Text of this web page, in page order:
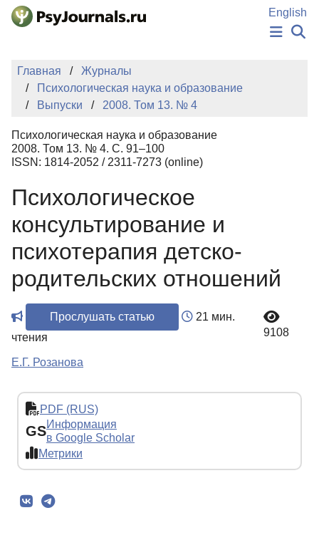
Перейти к основному содержанию
English
НОВОСТИ
ИЗДАНИЯ
АВТОРЫ
БАЗА ЗНАНИЙ
КЛЮЧЕВЫЕ СЛОВА
Регистрация
Главная
Журналы
Психологическая наука и образование
Выпуски
2008. Том 13. № 4
Психологическая наука и образование
2008. Том 13. № 4. С. 91–100
ISSN: 1814-2052 / 2311-7273 (online)
Психологическое
консультирование и
психотерапия детско-
родительских отношений
Прослушать статью
21 мин.
чтения
9108
Е.Г. Розанова
PDF (RUS)
GSИнформация
в Google Scholar
Метрики